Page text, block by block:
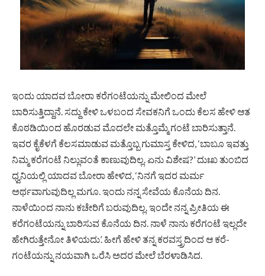
ಇಂದು ಯಾದವ ಬೋರಾ ಕರೆ­ಗಂಟೆಯನ್ನು ಮೇಲಿಂದ ಮೇಲೆ
ಬಾರಿಸುತ್ತಿದ್ದಾನೆ. ಸದ್ದು ಕೇಳಿ ಒಳಬಂದ ಸೇವಕನಿಗೆ ಒಂದು ಕೆಲಸ ಹೇಳಿ ಆತ
ಕೊಠಡಿಯಿಂದ ಹೊರಡುವ ಮೊದಲೇ ಮತ್ತೊಮ್ಮೆ ಗಂಟೆ ಬಾರಿಸುತ್ತಾನೆ.
ಇವರ ಕೈಕೆಳಗೆ ಕೆಲಸಮಾಡುವ ಮತ್ತೊಬ್ಬ ಗುಮಾಸ್ತ ಕೇಳಿದ, ‘ಬಾಬೂ ಇವತ್ತು
ನಿಮ್ಮ ಕರೆಗಂಟೆ ನಿಲ್ಲುವಂತೆ ಕಾಣುವುದಿಲ್ಲ. ಏನು ವಿಶೇಷ?’ ದುಃಖ ತುಂಬಿದ
ಧ್ವನಿಯಲ್ಲಿ ಯಾದವ ಬೋರಾ ಹೇಳಿದ, ‘ನಿನಗೆ ಇದರ ಮರ್ಮ
ಅರ್ಥವಾಗುವುದಿಲ್ಲ ಮಗೂ. ಇಂದು ನನ್ನ ಸೇವೆಯ ಕೊನೆಯ ದಿನ.
ನಾಳೆಯಿಂದ ನಾನು ಕಚೇರಿಗೆ ಬರುವುದಿಲ್ಲ. ಇಂದೇ ನನ್ನ ಪ್ರೀತಿಯ ಈ
ಕರೆಗಂಟೆಯನ್ನು ಬಾರಿಸುವ ಕೊನೆಯ ದಿನ. ನಾಳೆ ನಾನು ಕರೆಗಂಟೆ ಇಲ್ಲದೇ
ಹೇಗಿರುತ್ತೇನೋ ತಿಳಿಯದು’. ಹೀಗೆ ಹೇಳಿ ತನ್ನ ಕರವಸ್ತ್ರದಿಂದ ಆ ಕರೆ­
ಗಂಟೆಯನ್ನು ನಯವಾಗಿ ಒರೆಸಿ ಅದರ ಮೇಲೆ ಬೆರಳಾಡಿಸಿದ.